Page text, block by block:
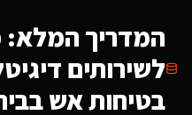
המדריך המלא:
לשירותים
בטיחות אש